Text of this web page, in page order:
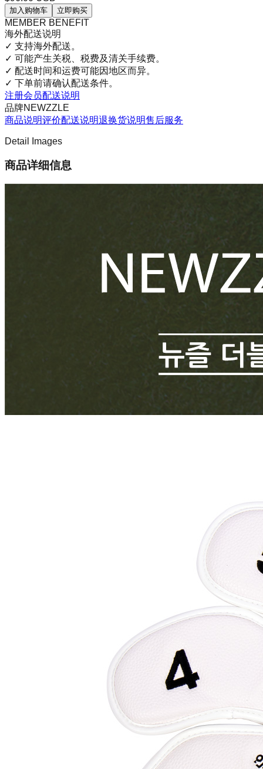
加入购物车 立即购买
MEMBER BENEFIT
海外配送说明
✓ 支持海外配送。
✓ 可能产生关税、税费及清关手续费。
✓ 配送时间和运费可能因地区而异。
✓ 下单前请确认配送条件。
注册会员配送说明
品牌NEWZZLE
商品说明评价配送说明退换货说明售后服务
Detail Images
商品详细信息